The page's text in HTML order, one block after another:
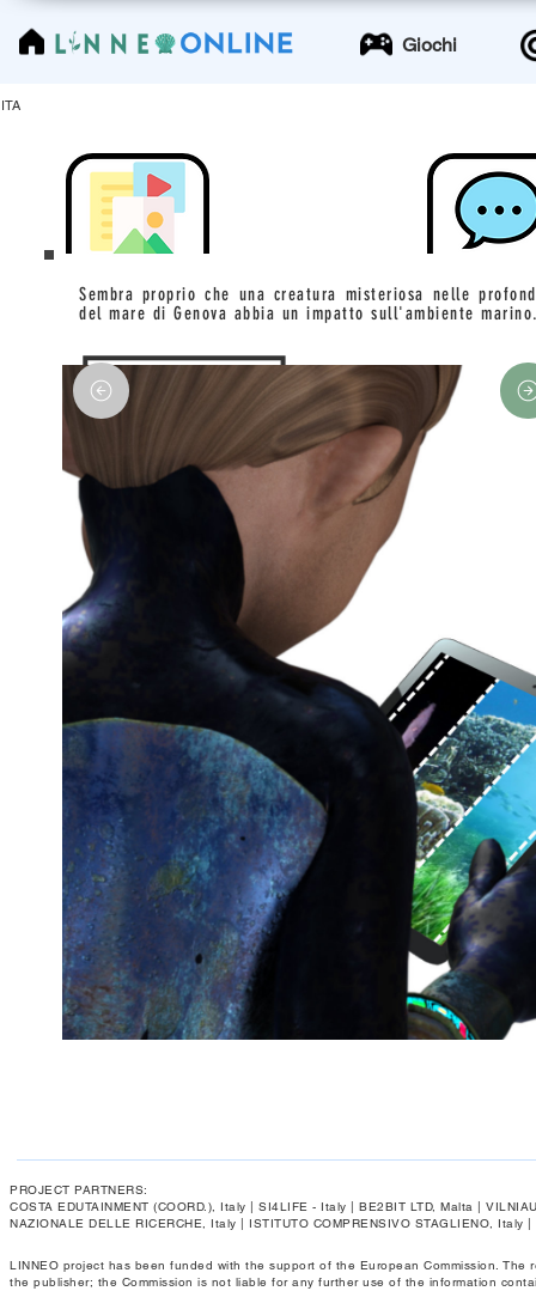
LinneoOnline Giochi
ITA
Sembra proprio che una creatura misteriosa nelle
del mare di Genova abbia un impatto sull'ambiente
PROJECT PARTNERS:
COSTA EDUTAINMENT (COORD.), Italy | SI4LIFE - Italy | BE2BIT LTD, Malta |
NAZIONALE DELLE RICERCHE, Italy | ISTITUTO COMPRENSIVO STAGLIENO, Italy
LINNEO project has been funded with the support of the European Commission.
the publisher; the Commission is not liable for any further use of the information